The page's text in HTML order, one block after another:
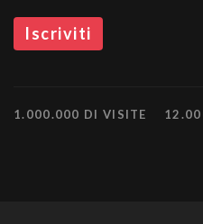
1.000.000 DI VISITE